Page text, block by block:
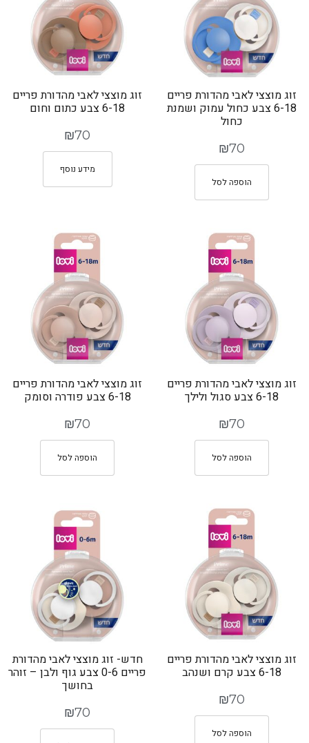
זוג מוצצי לאבי מהדורת פריים
6-18 צבע כחול עמוק ושמנת
כחול
₪70
הוספה לסל
זוג מוצצי לאבי מהדורת פריים
6-18 צבע כתום וחום
₪70
מידע נוסף
זוג מוצצי לאבי מהדורת פריים
6-18 צבע סגול ולילך
₪70
הוספה לסל
זוג מוצצי לאבי מהדורת פריים
6-18 צבע פודרה וסומק
₪70
הוספה לסל
זוג מוצצי לאבי מהדורת פריים
6-18 צבע קרם ושנהב
₪70
הוספה לסל
חדש- זוג מוצצי לאבי מהדורת
פריים 0-6 צבע גוף ולבן – זוהר
בחושך
₪70